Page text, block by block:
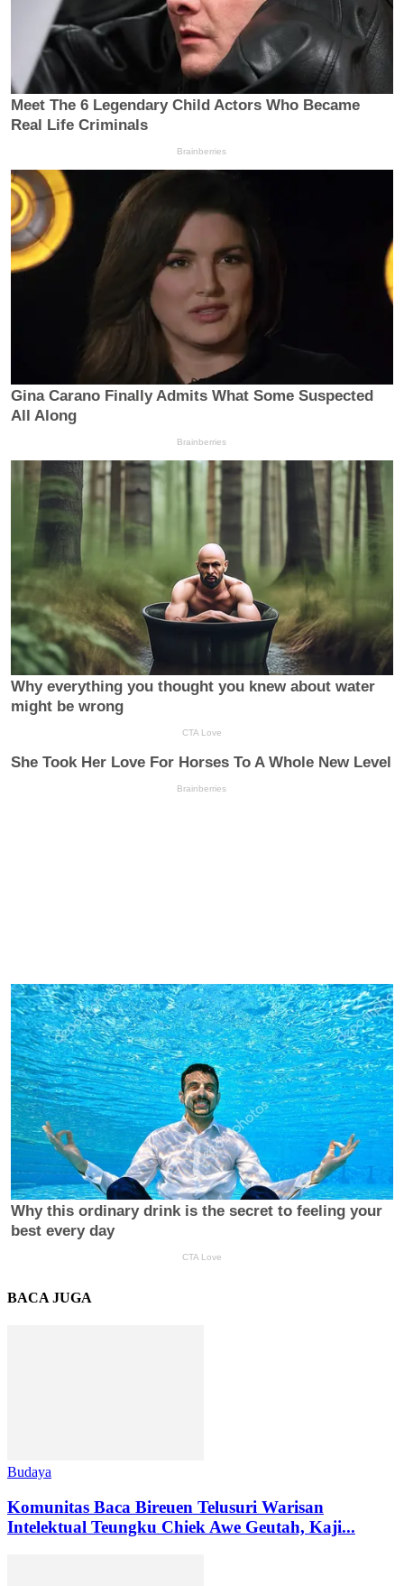
BACA JUGA
Budaya
Komunitas Baca Bireuen Telusuri Warisan
Intelektual Teungku Chiek Awe Geutah, Kaji...